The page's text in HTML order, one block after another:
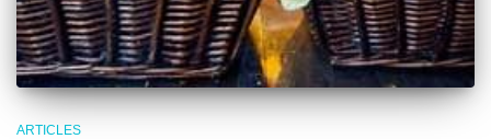
ARTICLES